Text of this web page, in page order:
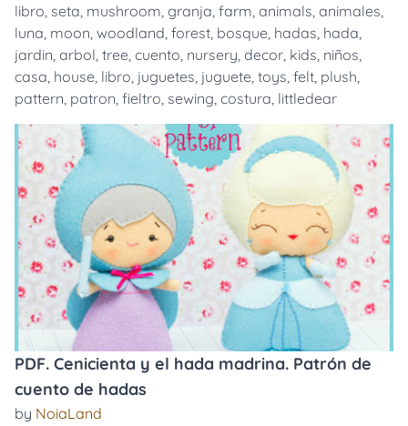
libro, seta, mushroom, granja, farm, animals, animales,
luna, moon, woodland, forest, bosque, hadas, hada,
jardin, arbol, tree, cuento, nursery, decor, kids, niños,
casa, house, libro, juguetes, juguete, toys, felt, plush,
pattern, patron, fieltro, sewing, costura, littledear
PDF. Cenicienta y el hada madrina. Patrón de
cuento de hadas
by NoiaLand